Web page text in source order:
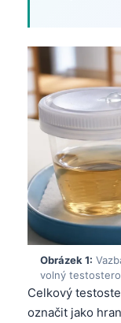
Obrázek 1:
volný
Celkový
označit jako